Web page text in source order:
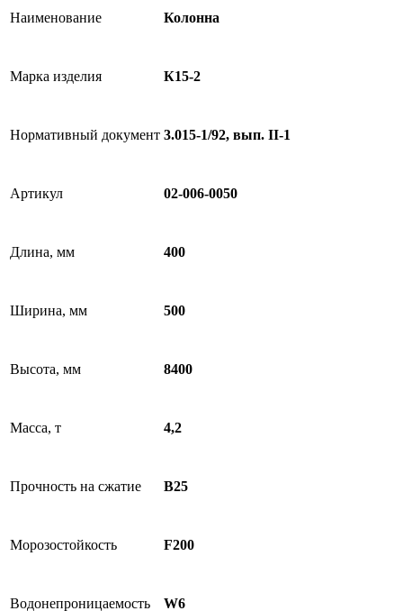
Наименование Колонна
Марка изделия К15-2
Нормативный документ 3.015-1/92, вып. II-1
Артикул 02-006-0050
Длина, мм 400
Ширина, мм 500
Высота, мм 8400
Масса, т 4,2
Прочность на сжатие B25
Морозостойкость F200
Водонепроницаемость W6